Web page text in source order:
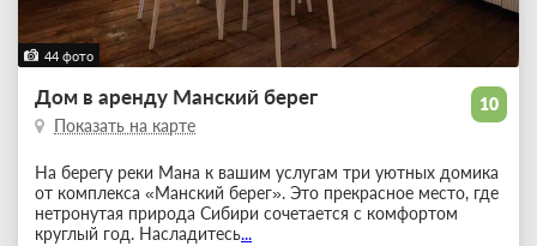
44 фото
10
Дом в аренду Манский берег
Показать на карте
На берегу реки Мана к вашим услугам три уютных домика
от комплекса «Манский берег». Это прекрасное место, где
нетронутая природа Сибири сочетается с комфортом
круглый год. Насладитесь...